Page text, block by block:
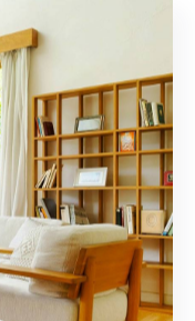
入出」などの内訳
ーム 費用の透明性
配管・電源）を事
い）を並べて検討
の重複を避けられ